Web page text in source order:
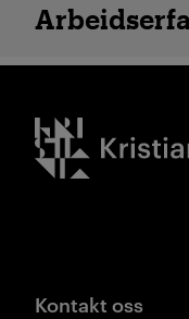
Kristiania logo
Kontakt oss